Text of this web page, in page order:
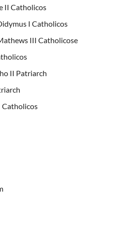
II Catholicos
I Catholicos
III Catholicose
II Patriarch
Catholicos